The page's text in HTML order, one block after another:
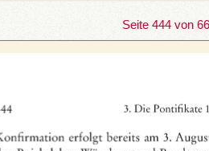
Seite 444 von